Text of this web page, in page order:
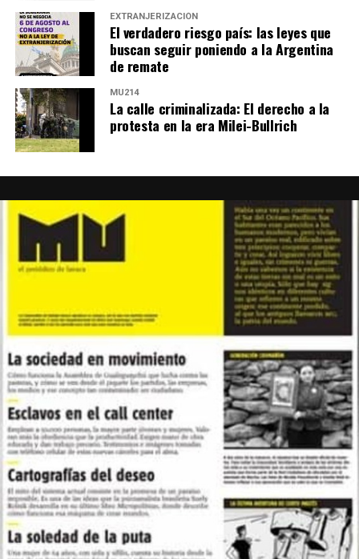
EXTRANJERIZACIÓN
El verdadero riesgo país: las leyes que
buscan seguir poniendo a la Argentina
de remate
MU214
La calle criminalizada: El derecho a la
protesta en la era Milei-Bullrich